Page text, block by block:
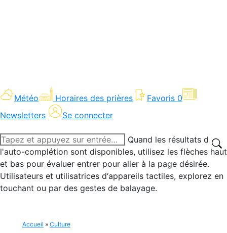
Météo Horaires des prières Favoris 0
Newsletters
Se connecter
Recherche
:
Quand les résultats de
l'auto-complétion sont disponibles, utilisez les flèches haut
et bas pour évaluer entrer pour aller à la page désirée.
Utilisateurs et utilisatrices d‘appareils tactiles, explorez en
touchant ou par des gestes de balayage.
Accueil » Culture